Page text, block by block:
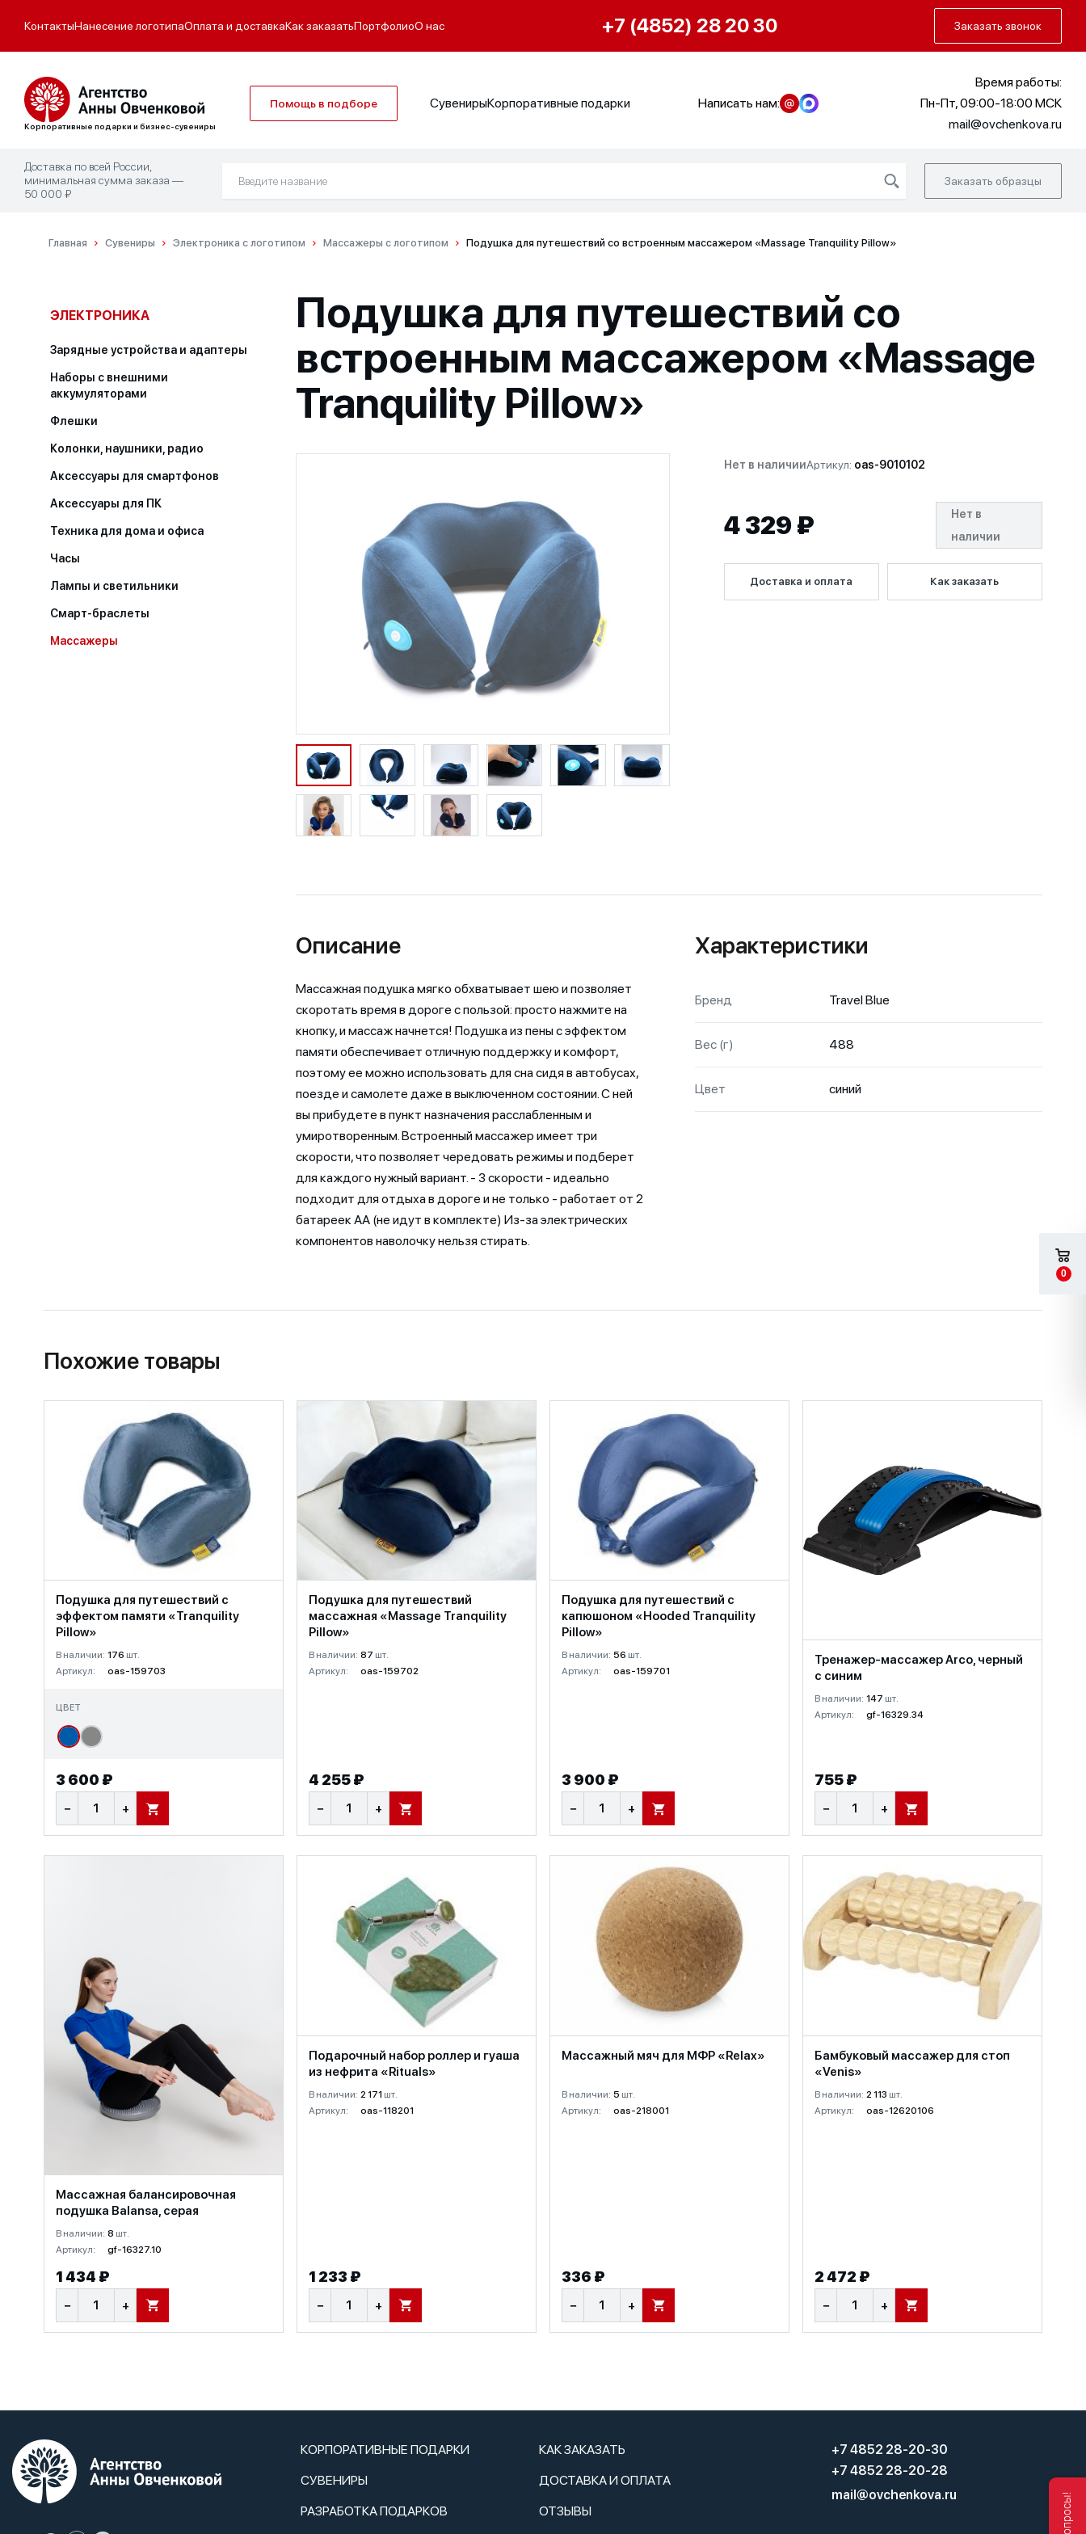
КонтактыНанесение логотипаОплата и доставкаКак заказатьПортфолиоО нас +7 (4852) 28 20 30 Заказать звонок
Корпоративные подарки и бизнес-сувениры
Помощь в подборе СувенирыКорпоративные подарки Написать нам:
Время работы:
Пн-Пт, 09:00-18:00 МСК
mail@ovchenkova.ru
Доставка по всей России,
минимальная сумма заказа —
50 000 ₽
Заказать образцы
Главная Сувениры Электроника с логотипом Массажеры с логотипом Подушка для путешествий со встроенным массажером «Massage Tranquility Pillow»
ЭЛЕКТРОНИКА
Зарядные устройства и адаптеры
Наборы с внешними
аккумуляторами
Флешки
Колонки, наушники, радио
Аксессуары для смартфонов
Аксессуары для ПК
Техника для дома и офиса
Часы
Лампы и светильники
Смарт-браслеты
Массажеры
Подушка для путешествий со
встроенным массажером «Massage
Tranquility Pillow»
Нет в наличииАртикул: oas-9010102
4 329 ₽
Нет в
наличии
Доставка и оплата Как заказать
Описание
Массажная подушка мягко обхватывает шею и позволяет
скоротать время в дороге с пользой: просто нажмите на
кнопку, и массаж начнется! Подушка из пены с эффектом
памяти обеспечивает отличную поддержку и комфорт,
поэтому ее можно использовать для сна сидя в автобусах,
поезде и самолете даже в выключенном состоянии. С ней
вы прибудете в пункт назначения расслабленным и
умиротворенным. Встроенный массажер имеет три
скорости, что позволяет чередовать режимы и подберет
для каждого нужный вариант. - 3 скорости - идеально
подходит для отдыха в дороге и не только - работает от 2
батареек АА (не идут в комплекте) Из-за электрических
компонентов наволочку нельзя стирать.
Характеристики
Бренд Travel Blue
Вес (г) 488
Цвет синий
Похожие товары
Подушка для путешествий с
эффектом памяти «Tranquility
Pillow»
В наличии: 176 шт.
Артикул:
oas-159703
ЦВЕТ
3 600 ₽
− + В КОРЗИНУ
Подушка для путешествий
массажная «Massage Tranquility
Pillow»
В наличии: 87 шт.
Артикул:
oas-159702
4 255 ₽
− + В КОРЗИНУ
Подушка для путешествий с
капюшоном «Hooded Tranquility
Pillow»
В наличии: 56 шт.
Артикул:
oas-159701
3 900 ₽
− + В КОРЗИНУ
Тренажер-массажер Arco, черный
с синим
В наличии: 147 шт.
Артикул:
gf-16329.34
755 ₽
− + В КОРЗИНУ
Массажная балансировочная
подушка Balansa, серая
В наличии: 8 шт.
Артикул:
gf-16327.10
1 434 ₽
− + В КОРЗИНУ
Подарочный набор роллер и гуаша
из нефрита «Rituals»
В наличии: 2 171 шт.
Артикул:
oas-118201
1 233 ₽
− + В КОРЗИНУ
Массажный мяч для МФР «Relax»
В наличии: 5 шт.
Артикул:
oas-218001
336 ₽
− + В КОРЗИНУ
Бамбуковый массажер для стоп
«Venis»
В наличии: 2 113 шт.
Артикул:
oas-12620106
2 472 ₽
− + В КОРЗИНУ
КОРПОРАТИВНЫЕ ПОДАРКИ
СУВЕНИРЫ
РАЗРАБОТКА ПОДАРКОВ
КАК ЗАКАЗАТЬ
ДОСТАВКА И ОПЛАТА
ОТЗЫВЫ
+7 4852 28-20-30
+7 4852 28-20-28
mail@ovchenkova.ru
0